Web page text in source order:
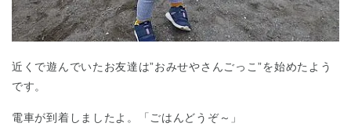
近くで遊んでいたお友達は”おみせやさんごっこ”を始めたよう
です。
電車が到着しましたよ。「ごはんどうぞ～」